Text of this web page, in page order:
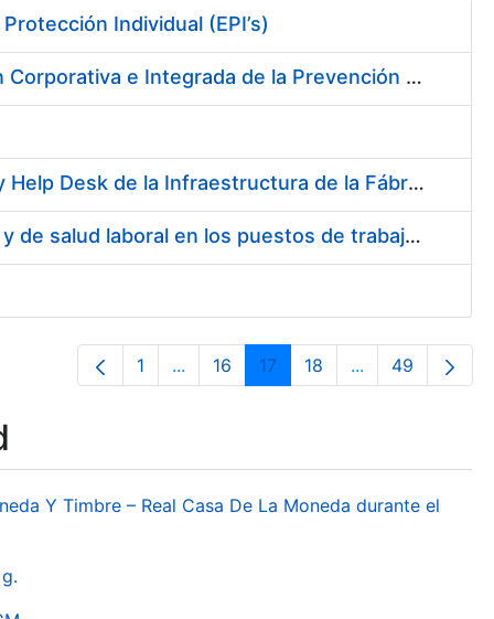
Individual (EPI’s)
Servicios de Adquisición e Implantación de un Sistema de Gestión Corporativa e Integrada de la Prevención de Riesgos Laborales
Servicios de Soporte y Mantenimiento de Licencias de Software y Help Desk de la Infraestructura de la Fábrica Nacional de Moneda y Timbre-Real Casa de la Moneda
Servicio de Realización de la evaluación de Riesgos Psicosociales y de salud laboral en los puestos de trabajo de la FNMT-RCM
Page
1 ...Intermediate Pages Use TAB to
Page
16 Page
17 Page
18 ...Intermediate
Page
49
Y Timbre – Real Casa De La Moneda durante el